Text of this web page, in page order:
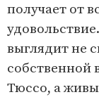
получает от
выглядит не
собственной
Тюссо, а